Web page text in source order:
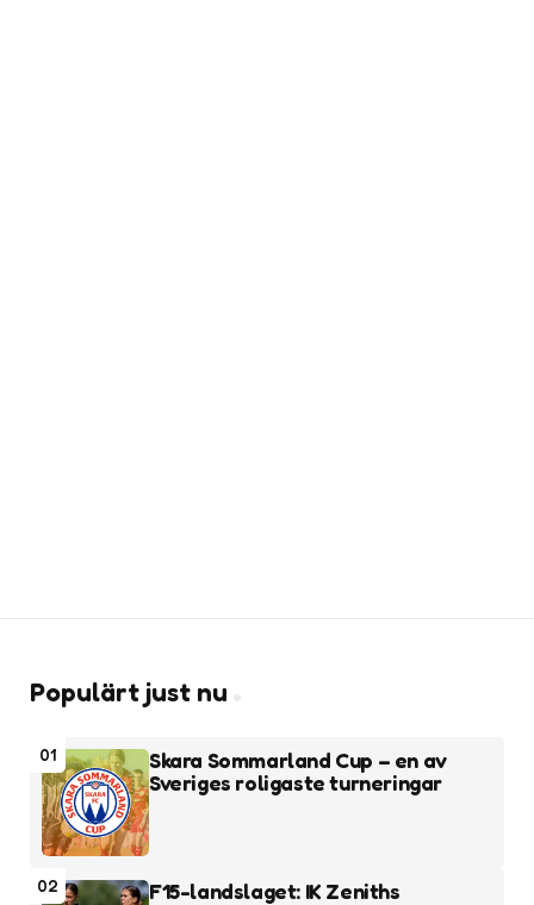
Populärt just nu
01
Skara Sommarland Cup – en av
Sveriges roligaste turneringar
02
F15-landslaget: IK Zeniths